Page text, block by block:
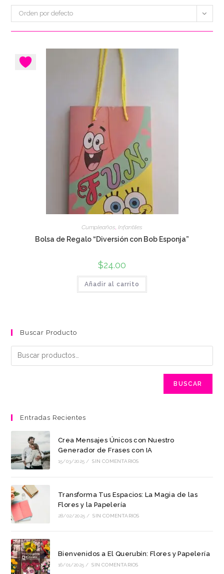
Orden por defecto
Cumpleaños, Infantiles
Bolsa de Regalo “Diversión con Bob Esponja”
$24.00
Añadir al carrito
Buscar Producto
BUSCAR
Entradas Recientes
Crea Mensajes Únicos con Nuestro
Generador de Frases con IA
15/03/2025 / SIN COMENTARIOS
Transforma Tus Espacios: La Magia de las
Flores y la Papelería
28/02/2025 / SIN COMENTARIOS
Bienvenidos a El Querubín: Flores y Papelería
16/01/2025 / SIN COMENTARIOS